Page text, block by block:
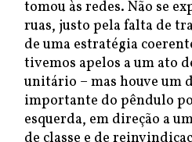
tomou às redes. Não se
ruas, justo pela falta de
de uma estratégia
tivemos apelos a um ato
unitário – mas houve um
importante do pêndulo
esquerda, em direção a